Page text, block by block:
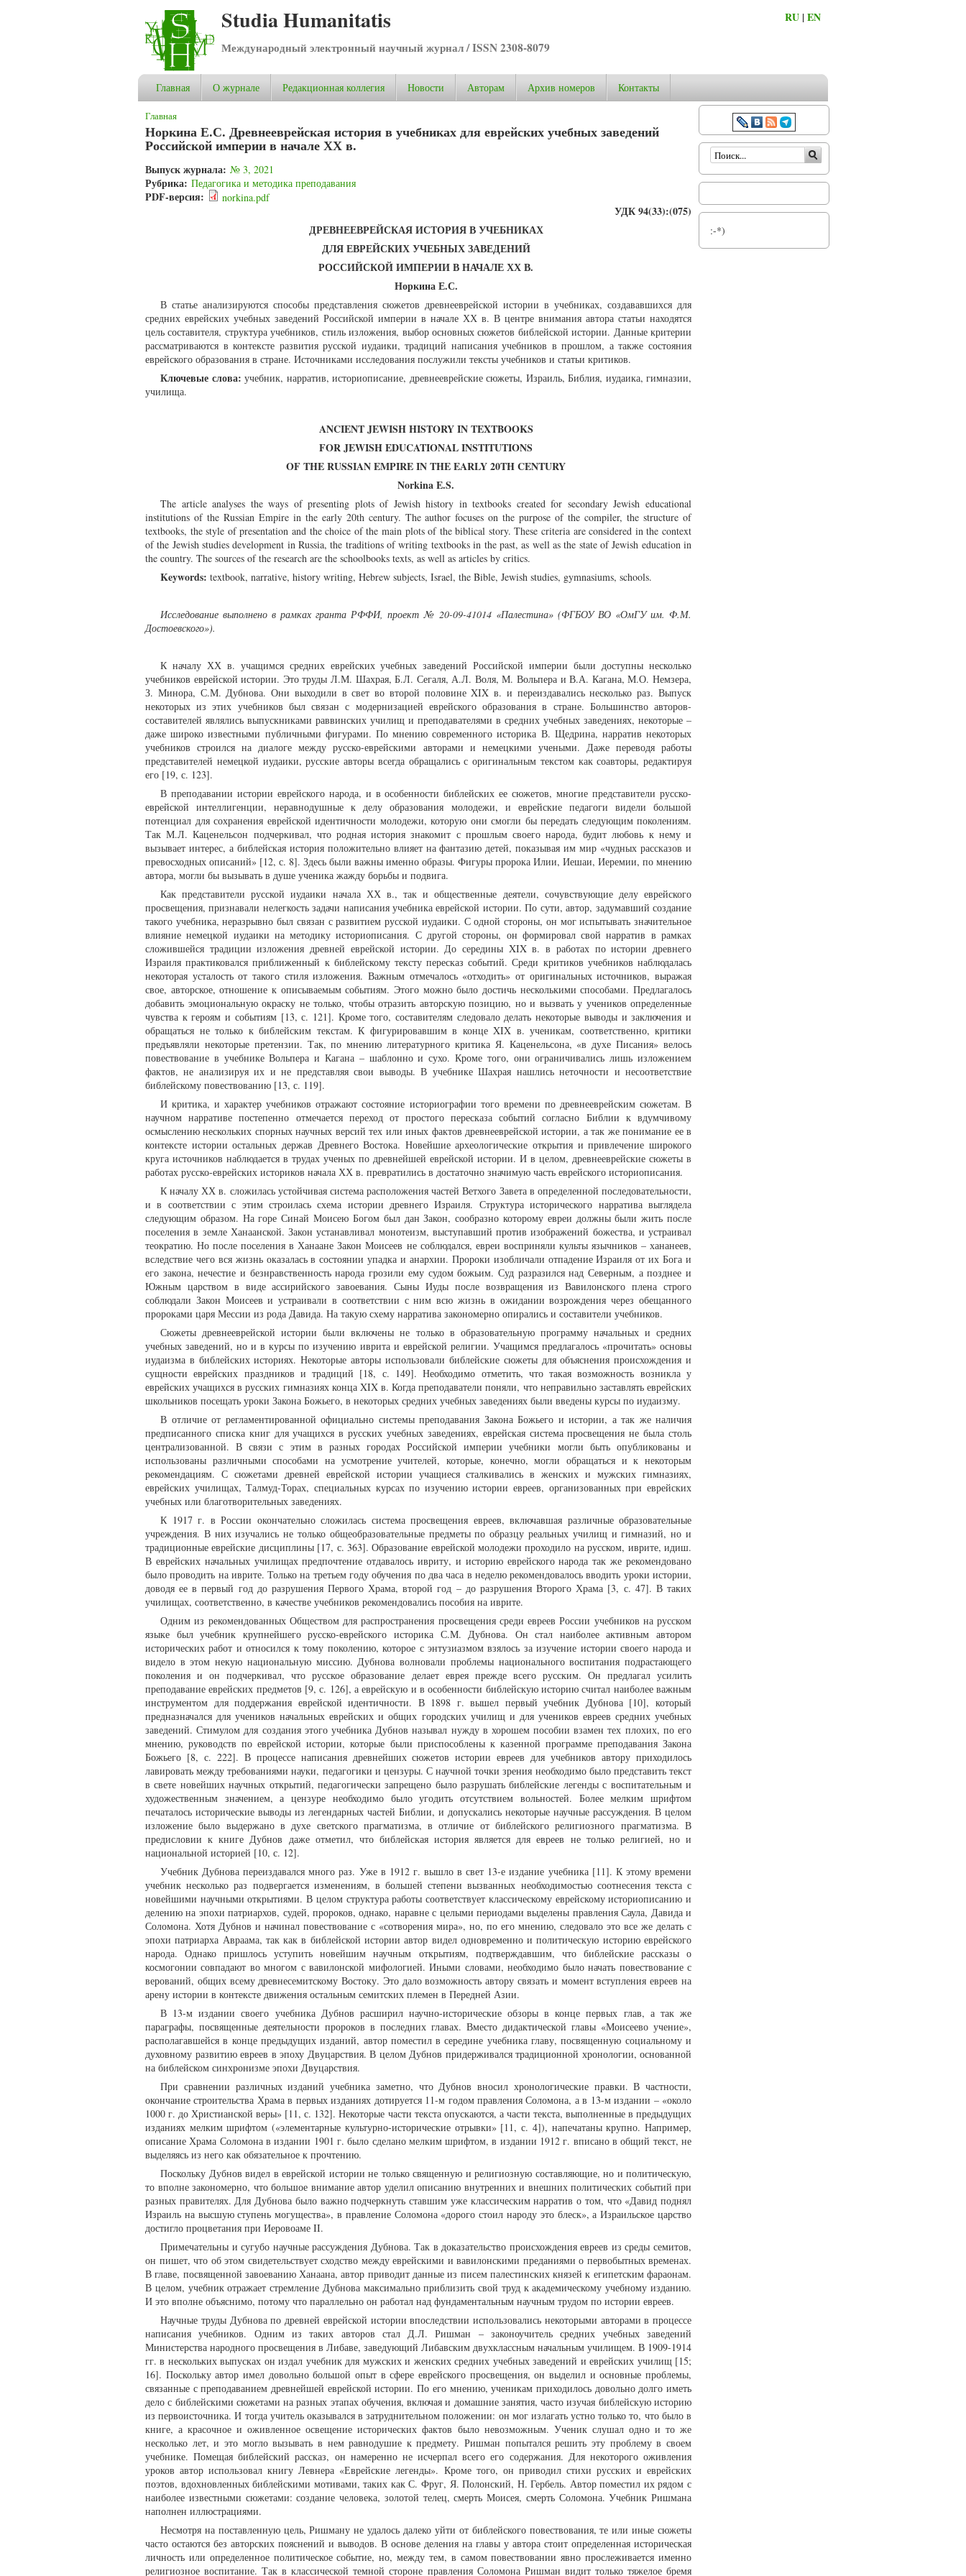
Studia Humanitatis
Международный электронный научный журнал / ISSN 2308-8079
RU |EN
Главная О журнале Редакционная коллегия Новости Авторам Архив номеров Контакты
Вы здесь
Главная
Норкина Е.С. Древнееврейская история в учебниках для еврейских учебных заведений
Российской империи в начале ХХ в.
Выпуск журнала: № 3, 2021
Рубрика: Педагогика и методика преподавания
PDF-версия: norkina.pdf
УДК 94(33):(075)
ДРЕВНЕЕВРЕЙСКАЯ ИСТОРИЯ В УЧЕБНИКАХ
ДЛЯ ЕВРЕЙСКИХ УЧЕБНЫХ ЗАВЕДЕНИЙ
РОССИЙСКОЙ ИМПЕРИИ В НАЧАЛЕ ХХ В.
Норкина Е.С.
В статье анализируются способы представления сюжетов древнееврейской истории в учебниках, создававшихся для
средних еврейских учебных заведений Российской империи в начале ХХ в. В центре внимания автора статьи находятся
цель составителя, структура учебников, стиль изложения, выбор основных сюжетов библейской истории. Данные критерии
рассматриваются в контексте развития русской иудаики, традиций написания учебников в прошлом, а также состояния
еврейского образования в стране. Источниками исследования послужили тексты учебников и статьи критиков.
Ключевые слова: учебник, нарратив, историописание, древнееврейские сюжеты, Израиль, Библия, иудаика, гимназии,
училища.
ANCIENT JEWISH HISTORY IN TEXTBOOKS
FOR JEWISH EDUCATIONAL INSTITUTIONS
OF THE RUSSIAN EMPIRE IN THE EARLY 20TH CENTURY
Norkina E.S.
The article analyses the ways of presenting plots of Jewish history in textbooks created for secondary Jewish educational
institutions of the Russian Empire in the early 20th century. The author focuses on the purpose of the compiler, the structure of
textbooks, the style of presentation and the choice of the main plots of the biblical story. These criteria are considered in the context
of the Jewish studies development in Russia, the traditions of writing textbooks in the past, as well as the state of Jewish education in
the country. The sources of the research are the schoolbooks texts, as well as articles by critics.
Keywords: textbook, narrative, history writing, Hebrew subjects, Israel, the Bible, Jewish studies, gymnasiums, schools.
Исследование выполнено в рамках гранта РФФИ, проект № 20-09-41014 «Палестина» (ФГБОУ ВО «ОмГУ им. Ф.М.
Достоевского»).
К началу ХХ в. учащимся средних еврейских учебных заведений Российской империи были доступны несколько
учебников еврейской истории. Это труды Л.М. Шахрая, Б.Л. Сегаля, А.Л. Воля, М. Вольпера и В.А. Кагана, М.О. Немзера,
З. Минора, С.М. Дубнова. Они выходили в свет во второй половине XIX в. и переиздавались несколько раз. Выпуск
некоторых из этих учебников был связан с модернизацией еврейского образования в стране. Большинство авторов-
составителей являлись выпускниками раввинских училищ и преподавателями в средних учебных заведениях, некоторые –
даже широко известными публичными фигурами. По мнению современного историка В. Щедрина, нарратив некоторых
учебников строился на диалоге между русско-еврейскими авторами и немецкими учеными. Даже переводя работы
представителей немецкой иудаики, русские авторы всегда обращались с оригинальным текстом как соавторы, редактируя
его [19, с. 123].
В преподавании истории еврейского народа, и в особенности библейских ее сюжетов, многие представители русско-
еврейской интеллигенции, неравнодушные к делу образования молодежи, и еврейские педагоги видели большой
потенциал для сохранения еврейской идентичности молодежи, которую они смогли бы передать следующим поколениям.
Так М.Л. Каценельсон подчеркивал, что родная история знакомит с прошлым своего народа, будит любовь к нему и
вызывает интерес, а библейская история положительно влияет на фантазию детей, показывая им мир «чудных рассказов и
превосходных описаний» [12, с. 8]. Здесь были важны именно образы. Фигуры пророка Илии, Иешаи, Иеремии, по мнению
автора, могли бы вызывать в душе ученика жажду борьбы и подвига.
Как представители русской иудаики начала ХХ в., так и общественные деятели, сочувствующие делу еврейского
просвещения, признавали нелегкость задачи написания учебника еврейской истории. По сути, автор, задумавший создание
такого учебника, неразрывно был связан с развитием русской иудаики. С одной стороны, он мог испытывать значительное
влияние немецкой иудаики на методику историописания. С другой стороны, он формировал свой нарратив в рамках
сложившейся традиции изложения древней еврейской истории. До середины XIX в. в работах по истории древнего
Израиля практиковался приближенный к библейскому тексту пересказ событий. Среди критиков учебников наблюдалась
некоторая усталость от такого стиля изложения. Важным отмечалось «отходить» от оригинальных источников, выражая
свое, авторское, отношение к описываемым событиям. Этого можно было достичь несколькими способами. Предлагалось
добавить эмоциональную окраску не только, чтобы отразить авторскую позицию, но и вызвать у учеников определенные
чувства к героям и событиям [13, с. 121]. Кроме того, составителям следовало делать некоторые выводы и заключения и
обращаться не только к библейским текстам. К фигурировавшим в конце XIX в. ученикам, соответственно, критики
предъявляли некоторые претензии. Так, по мнению литературного критика Я. Каценельсона, «в духе Писания» велось
повествование в учебнике Вольпера и Кагана – шаблонно и сухо. Кроме того, они ограничивались лишь изложением
фактов, не анализируя их и не представляя свои выводы. В учебнике Шахрая нашлись неточности и несоответствие
библейскому повествованию [13, с. 119].
И критика, и характер учебников отражают состояние историографии того времени по древнееврейским сюжетам. В
научном нарративе постепенно отмечается переход от простого пересказа событий согласно Библии к вдумчивому
осмыслению нескольких спорных научных версий тех или иных фактов древнееврейской истории, а так же понимание ее в
контексте истории остальных держав Древнего Востока. Новейшие археологические открытия и привлечение широкого
круга источников наблюдается в трудах ученых по древнейшей еврейской истории. И в целом, древнееврейские сюжеты в
работах русско-еврейских историков начала ХХ в. превратились в достаточно значимую часть еврейского историописания.
К началу ХХ в. сложилась устойчивая система расположения частей Ветхого Завета в определенной последовательности,
и в соответствии с этим строилась схема истории древнего Израиля. Структура исторического нарратива выглядела
следующим образом. На горе Синай Моисею Богом был дан Закон, сообразно которому евреи должны были жить после
поселения в земле Ханаанской. Закон устанавливал монотеизм, выступавший против изображений божества, и устраивал
теократию. Но после поселения в Ханаане Закон Моисеев не соблюдался, евреи восприняли культы язычников – хананеев,
вследствие чего вся жизнь оказалась в состоянии упадка и анархии. Пророки изобличали отпадение Израиля от их Бога и
его закона, нечестие и безнравственность народа грозили ему судом божьим. Суд разразился над Северным, а позднее и
Южным царством в виде ассирийского завоевания. Сыны Иуды после возвращения из Вавилонского плена строго
соблюдали Закон Моисеев и устраивали в соответствии с ним всю жизнь в ожидании возрождения через обещанного
пророками царя Мессии из рода Давида. На такую схему нарратива закономерно опирались и составители учебников.
Сюжеты древнееврейской истории были включены не только в образовательную программу начальных и средних
учебных заведений, но и в курсы по изучению иврита и еврейской религии. Учащимся предлагалось «прочитать» основы
иудаизма в библейских историях. Некоторые авторы использовали библейские сюжеты для объяснения происхождения и
сущности еврейских праздников и традиций [18, с. 149]. Необходимо отметить, что такая возможность возникла у
еврейских учащихся в русских гимназиях конца XIX в. Когда преподаватели поняли, что неправильно заставлять еврейских
школьников посещать уроки Закона Божьего, в некоторых средних учебных заведениях были введены курсы по иудаизму.
В отличие от регламентированной официально системы преподавания Закона Божьего и истории, а так же наличия
предписанного списка книг для учащихся в русских учебных заведениях, еврейская система просвещения не была столь
централизованной. В связи с этим в разных городах Российской империи учебники могли быть опубликованы и
использованы различными способами на усмотрение учителей, которые, конечно, могли обращаться и к некоторым
рекомендациям. С сюжетами древней еврейской истории учащиеся сталкивались в женских и мужских гимназиях,
еврейских училищах, Талмуд-Торах, специальных курсах по изучению истории евреев, организованных при еврейских
учебных или благотворительных заведениях.
К 1917 г. в России окончательно сложилась система просвещения евреев, включавшая различные образовательные
учреждения. В них изучались не только общеобразовательные предметы по образцу реальных училищ и гимназий, но и
традиционные еврейские дисциплины [17, с. 363]. Образование еврейской молодежи проходило на русском, иврите, идиш.
В еврейских начальных училищах предпочтение отдавалось ивриту, и историю еврейского народа так же рекомендовано
было проводить на иврите. Только на третьем году обучения по два часа в неделю рекомендовалось вводить уроки истории,
доводя ее в первый год до разрушения Первого Храма, второй год – до разрушения Второго Храма [3, с. 47]. В таких
училищах, соответственно, в качестве учебников рекомендовались пособия на иврите.
Одним из рекомендованных Обществом для распространения просвещения среди евреев России учебников на русском
языке был учебник крупнейшего русско-еврейского историка С.М. Дубнова. Он стал наиболее активным автором
исторических работ и относился к тому поколению, которое с энтузиазмом взялось за изучение истории своего народа и
видело в этом некую национальную миссию. Дубнова волновали проблемы национального воспитания подрастающего
поколения и он подчеркивал, что русское образование делает еврея прежде всего русским. Он предлагал усилить
преподавание еврейских предметов [9, с. 126], а еврейскую и в особенности библейскую историю считал наиболее важным
инструментом для поддержания еврейской идентичности. В 1898 г. вышел первый учебник Дубнова [10], который
предназначался для учеников начальных еврейских и общих городских училищ и для учеников евреев средних учебных
заведений. Стимулом для создания этого учебника Дубнов называл нужду в хорошем пособии взамен тех плохих, по его
мнению, руководств по еврейской истории, которые были приспособлены к казенной программе преподавания Закона
Божьего [8, с. 222]. В процессе написания древнейших сюжетов истории евреев для учебников автору приходилось
лавировать между требованиями науки, педагогики и цензуры. С научной точки зрения необходимо было представить текст
в свете новейших научных открытий, педагогически запрещено было разрушать библейские легенды с воспитательным и
художественным значением, а цензуре необходимо было угодить отсутствием вольностей. Более мелким шрифтом
печаталось исторические выводы из легендарных частей Библии, и допускались некоторые научные рассуждения. В целом
изложение было выдержано в духе светского прагматизма, в отличие от библейского религиозного прагматизма. В
предисловии к книге Дубнов даже отметил, что библейская история является для евреев не только религией, но и
национальной историей [10, с. 12].
Учебник Дубнова переиздавался много раз. Уже в 1912 г. вышло в свет 13-е издание учебника [11]. К этому времени
учебник несколько раз подвергается изменениям, в большей степени вызванных необходимостью соотнесения текста с
новейшими научными открытиями. В целом структура работы соответствует классическому еврейскому историописанию и
делению на эпохи патриархов, судей, пророков, однако, наравне с целыми периодами выделены правления Саула, Давида и
Соломона. Хотя Дубнов и начинал повествование с «сотворения мира», но, по его мнению, следовало это все же делать с
эпохи патриарха Авраама, так как в библейской истории автор видел одновременно и политическую историю еврейского
народа. Однако пришлось уступить новейшим научным открытиям, подтверждавшим, что библейские рассказы о
космогонии совпадают во многом с вавилонской мифологией. Иными словами, необходимо было начать повествование с
верований, общих всему древнесемитскому Востоку. Это дало возможность автору связать и момент вступления евреев на
арену истории в контексте движения остальным семитских племен в Передней Азии.
В 13-м издании своего учебника Дубнов расширил научно-исторические обзоры в конце первых глав, а так же
параграфы, посвященные деятельности пророков в последних главах. Вместо дидактической главы «Моисеево учение»,
располагавшейся в конце предыдущих изданий, автор поместил в середине учебника главу, посвященную социальному и
духовному развитию евреев в эпоху Двуцарствия. В целом Дубнов придерживался традиционной хронологии, основанной
на библейском синхронизме эпохи Двуцарствия.
При сравнении различных изданий учебника заметно, что Дубнов вносил хронологические правки. В частности,
окончание строительства Храма в первых изданиях дотируется 11-м годом правления Соломона, а в 13-м издании – «около
1000 г. до Христианской веры» [11, с. 132]. Некоторые части текста опускаются, а части текста, выполненные в предыдущих
изданиях мелким шрифтом («элементарные культурно-исторические отрывки» [11, с. 4]), напечатаны крупно. Например,
описание Храма Соломона в издании 1901 г. было сделано мелким шрифтом, в издании 1912 г. вписано в общий текст, не
выделяясь из него как обязательное к прочтению.
Поскольку Дубнов видел в еврейской истории не только священную и религиозную составляющие, но и политическую,
то вполне закономерно, что большое внимание автор уделил описанию внутренних и внешних политических событий при
разных правителях. Для Дубнова было важно подчеркнуть ставшим уже классическим нарратив о том, что «Давид поднял
Израиль на высшую ступень могущества», в правление Соломона «дорого стоил народу это блеск», а Израильское царство
достигло процветания при Иеровоаме II.
Примечательны и сугубо научные рассуждения Дубнова. Так в доказательство происхождения евреев из среды семитов,
он пишет, что об этом свидетельствует сходство между еврейскими и вавилонскими преданиями о первобытных временах.
В главе, посвященной завоеванию Ханаана, автор приводит данные из писем палестинских князей к египетским фараонам.
В целом, учебник отражает стремление Дубнова максимально приблизить свой труд к академическому учебному изданию.
И это вполне объяснимо, потому что параллельно он работал над фундаментальным научным трудом по истории евреев.
Научные труды Дубнова по древней еврейской истории впоследствии использовались некоторыми авторами в процессе
написания учебников. Одним из таких авторов стал Д.Л. Ришман – законоучитель средних учебных заведений
Министерства народного просвещения в Либаве, заведующий Либавским двухклассным начальным училищем. В 1909-1914
гг. в нескольких выпусках он издал учебник для мужских и женских средних учебных заведений и еврейских училищ [15;
16]. Поскольку автор имел довольно большой опыт в сфере еврейского просвещения, он выделил и основные проблемы,
связанные с преподаванием древнейшей еврейской истории. По его мнению, ученикам приходилось довольно долго иметь
дело с библейскими сюжетами на разных этапах обучения, включая и домашние занятия, часто изучая библейскую историю
из первоисточника. И тогда учитель оказывался в затруднительном положении: он мог излагать устно только то, что было в
книге, а красочное и оживленное освещение исторических фактов было невозможным. Ученик слушал одно и то же
несколько лет, и это могло вызывать в нем равнодушие к предмету. Ришман попытался решить эту проблему в своем
учебнике. Помещая библейский рассказ, он намеренно не исчерпал всего его содержания. Для некоторого оживления
уроков автор использовал книгу Левнера «Еврейские легенды». Кроме того, он приводил стихи русских и еврейских
поэтов, вдохновленных библейскими мотивами, таких как С. Фруг, Я. Полонский, Н. Гербель. Автор поместил их рядом с
наиболее известными сюжетами: создание человека, золотой телец, смерть Моисея, смерть Соломона. Учебник Ришмана
наполнен иллюстрациями.
Несмотря на поставленную цель, Ришману не удалось далеко уйти от библейского повествования, те или иные сюжеты
часто остаются без авторских пояснений и выводов. В основе деления на главы у автора стоит определенная историческая
личность или определенное политическое событие, но, между тем, в самом повествовании явно прослеживается именно
религиозное воспитание. Так в классической темной стороне правления Соломона Ришман видит только тяжелое бремя
Форма поиска
:-*)